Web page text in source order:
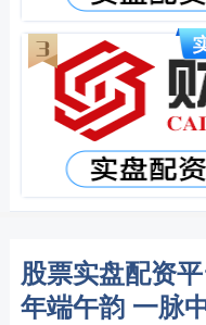
股票实盘配资
年端午韵 一脉